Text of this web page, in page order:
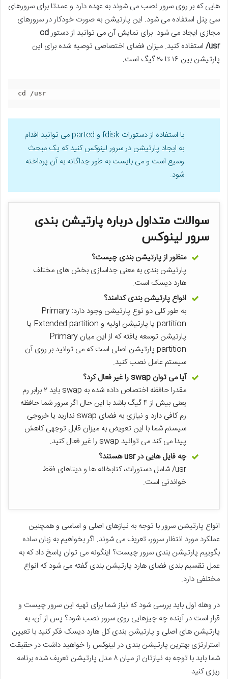
هایی که بر روی سرور نصب می شوند به عهده دارد و عمدتا برای سرورهای
سی پنل استفاده می شود. این پارتیشن به صورت خودکار در سرورهای
مجازی ایجاد می شود. برای نمایش آن می توانید از دستورcd
/usr استفاده کنید. میزان فضای اختصاصی توصیه شده برای این
پارتیشن بین ۱۶ تا ۲۰ گیگ است.
cd /usr
با استفاده از دستورات fdisk و parted می توانید اقدام
به ایجاد پارتیشن در سرور لینوکس کنید که یک مبحث
وسیع است و می بایست به طور جداگانه به آن پرداخته
شود.
سوالات متداول درباره پارتیشن بندی
سرور لینوکس
منظور از پارتیشن بندی چیست؟
پارتیشن بندی به معنی جداسازی بخش های مختلف
هارد دیسک است.
انواع پارتیشن بندی کدامند؟
به طور کلی دو نوع پارتیشن وجود دارد: Primary
partition یا پارتیشن اولیه و Extended partition یا
پارتیشن توسعه یافته که از این میان Primary
partition پارتیشن اصلی است که می توانید بر روی آن
سیستم عامل نصب کنید.
آیا می توان swap را غیر فعال کرد؟
مقدرا حافظه اختصاص داده شده به swap باید ۲ برابر رم
یعنی بیش از ۴ گیگ باشد با این حال اگر سرور شما حافظه
رم کافی دارد و نیازی به فضای swap ندارید یا خروجی
سیستم شما با این تعویض به میزان قابل توجهی کاهش
پیدا می کند می توانید swap را غیر فعال کنید.
چه فایل هایی در usr هستند؟
usr/ شامل دستورات، کتابخانه ها و دیتاهای فقط
خواندنی است.
انواع پارتیشن سرور با توجه به نیازهای اصلی و اساسی و همچنین
عملکرد مورد انتظار سرور، تعریف می شوند. اگر بخواهیم به زبان ساده
بگوییم پارتیشن بندی سرور چیست؟ اینگونه می توان پاسخ داد که به
عمل تقسیم بندی فضای هارد پارتیشن بندی گفته می شود که انواع
مختلفی دارد.
در وهله اول باید بررسی شود که نیاز شما برای تهیه این سرور چیست و
قرار است در آینده چه چیزهایی روی سرور نصب شود؟ پس از آن، به
پارتیشن های اصلی و پارتیشن بندی کل هارد دیسک فکر کنید با تعیین
استرارتژی بهترین پارتیشن بندی در لینوکس را خواهید داشت در حقیقت
شما باید با توجه به نیازتان از میان ۸ مدل پارتیشن تعریف شده برنامه
ریزی کنید